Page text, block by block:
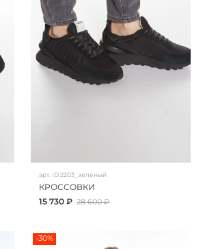
арт. ID 2203_зеленый
КРОССОВКИ
15 730 ₽ 28 600 ₽
-30%